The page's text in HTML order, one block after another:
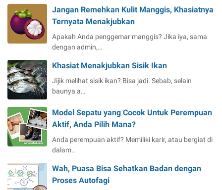
Jangan Remehkan Kulit Manggis, Khasiatnya
Ternyata Menakjubkan
Apakah Anda penggemar manggis? Jika iya, sama
dengan admin,…
Khasiat Menakjubkan Sisik Ikan
Jijik melihat sisik ikan? Bisa jadi. Sebab, selain
baunya a…
Model Sepatu yang Cocok Untuk Perempuan
Aktif, Anda Pilih Mana?
Anda perempuan aktif? Memiliki karir, atau bergiat di
dalam…
Wah, Puasa Bisa Sehatkan Badan dengan
Proses Autofagi